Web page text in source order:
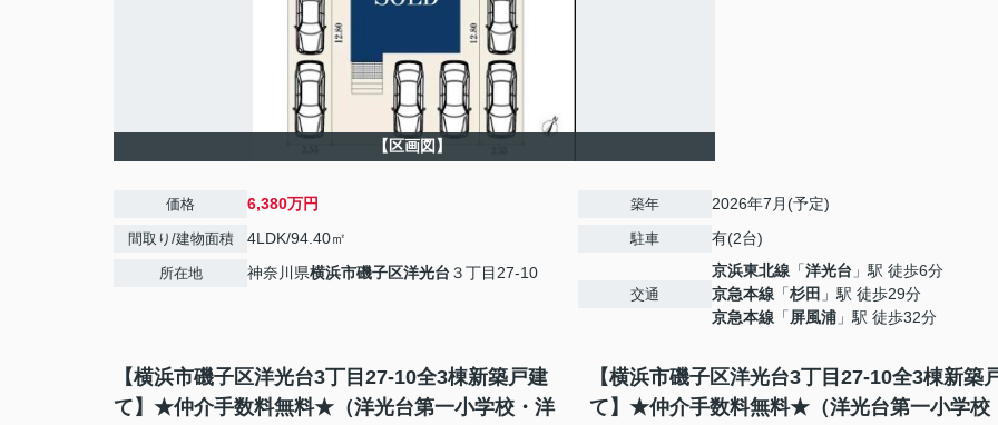
【区画図】
価格 6,380万円
間取り/建物面積 4LDK/94.40㎡
所在地 神奈川県横浜市磯子区洋光台 ３丁目27-10
築年 2026年7月(予定)
駐車 有(2台)
交通
京浜東北線 「洋光台 」駅 徒歩6分
京急本線 「杉田 」駅 徒歩29分
京急本線 「 屏風浦 」駅 徒歩32分
【横浜市磯子区洋光台3丁目27-10全3棟新築戸建
て】★仲介手数料無料★（洋光台第一小学校・洋
【横浜市磯子区洋光台3丁目27-10全3棟新築
て】★仲介手数料無料★（洋光台第一小学校